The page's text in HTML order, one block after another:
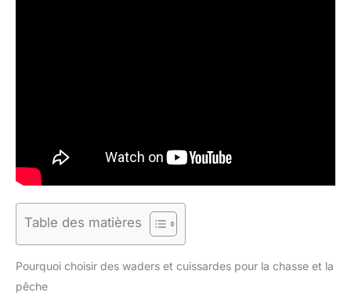
Table des matières
Pourquoi choisir des waders et cuissardes pour la chasse et la
pêche